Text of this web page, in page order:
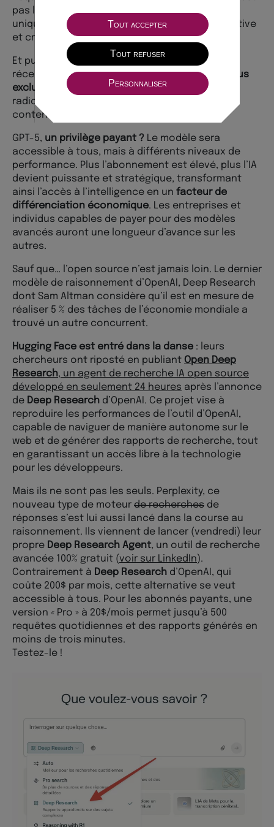
pas loin. Version sombre : « L’IA devient un filtre
unique qui pourrait appauvrir la diversité cognitive
et créative ».
Et puisqu’on en parle, sachez qu’OpenAI a aussi
récemment modifié ses algorithmes pour
ne plus
exclure aucun point de vue, y compris les plus
radicaux, et pour autoriser la génération de
contenus chaud chaud (
GPT-5, un privilège payant ? Le modèle sera
accessible à tous, mais à différents niveaux de
performance. Plus l’abonnement est élevé, plus l’IA
devient puissante et stratégique, transformant
ainsi l’accès à l’intelligence en un facteur de
différenciation économique. Les entreprises et
individus capables de payer pour des modèles
avancés auront une longueur d’avance sur les
autres.
Sauf que… l’open source n’est jamais loin. Le dernier
modèle de raisonnement d’OpenAI, Deep Research
dont Sam Altman considère qu’il est en mesure de
réaliser 5 % des tâches de l’économie mondiale a
trouvé un autre concurrent.
Hugging Face est entré dans la danse : leurs
chercheurs ont riposté en publiant Open Deep
Research, un agent de recherche IA open source
développé en seulement 24 heures après l’annonce
de Deep Research d’OpenAI. Ce projet vise à
reproduire les performances de l’outil d’OpenAI,
capable de naviguer de manière autonome sur le
web et de générer des rapports de recherche, tout
en garantissant un accès libre à la technologie
pour les développeurs.
Mais ils ne sont pas les seuls. Perplexity, ce
nouveau type de moteur de recherches de
réponses s’est lui aussi lancé dans la course au
raisonnement. Ils viennent de lancer (vendredi) leur
propre Deep Research Agent, un outil de recherche
avancée 100% gratuit (voir sur LinkedIn).
Contrairement à Deep Research d’OpenAI, qui
coûte 200$ par mois, cette alternative se veut
accessible à tous. Pour les abonnés payants, une
version « Pro » à 20$/mois permet jusqu’à 500
requêtes quotidiennes et des rapports générés en
moins de trois minutes.
Testez-le !
Tout accepter
Tout refuser
Personnaliser